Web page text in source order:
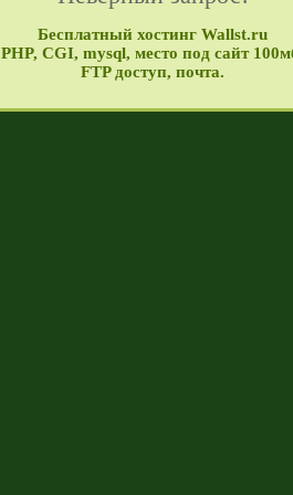
Бесплатный хостинг Wallst.ru
PHP, CGI, mysql, место под сайт
FTP доступ, почта.